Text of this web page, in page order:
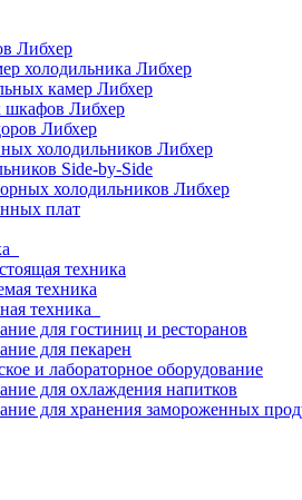
Либхер
холодильника Либхер
камер Либхер
Либхер
Либхер
холодильников Либхер
Side-by-Side
холодильников Либхер
плат
техника
техника
техника
для гостиниц и ресторанов
для пекарен
и лабораторное оборудование
для охлаждения напитков
для хранения замороженных